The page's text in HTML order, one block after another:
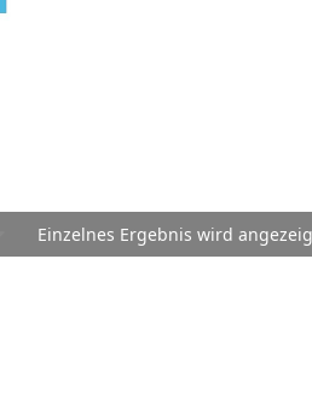
Einzelnes Ergebnis wird